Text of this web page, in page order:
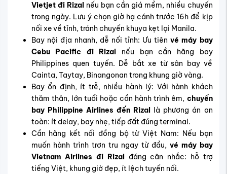
Vietjet đi Rizal nếu bạn cần giá mềm, nhiều chuyến
trong ngày. Lưu ý chọn giờ hạ cánh trước 16h để kịp
nối xe về tỉnh, tránh chuyến khuya kẹt lại Manila.
Bay nội địa nhanh, dễ nối tỉnh: Ưu tiênvé máy bay
Cebu Pacific đi Rizal
nếu bạn cần hãng bay
Philippines quen tuyến. Dễ bắt xe từ sân bay về
Cainta, Taytay, Binangonan trong khung giờ vàng.
Bay ổn định, ít trễ, nhiều hành lý: Với hành khách
thăm thân, lớn tuổi hoặc cần hành trình êm, chuyến
bay Philippine Airlines đến Rizal
là phương án an
toàn: ít delay, bay nhẹ, tiếp đất đúng terminal.
Cần hãng kết nối đồng bộ từ Việt Nam: Nếu bạn
muốn hành trình trơn tru ngay từ đầu, vé máy bay
Vietnam Airlines đi Rizal
đáng cân nhắc: hỗ trợ
tiếng Việt, khung giờ đẹp, ít lệch tuyến nối.